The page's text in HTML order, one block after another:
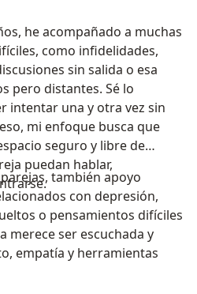
he acompañado a muchas
como infidelidades,
sin salida o esa
pero distantes. Sé lo
intentar una y otra vez sin
mi enfoque busca que
seguro y libre de
puedan hablar,
también apoyo
con depresión,
o pensamientos difíciles
merece ser escuchada y
empatía y herramientas